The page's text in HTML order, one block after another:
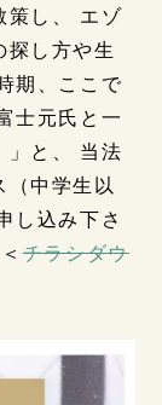
策し、 エゾ
し方や生
期、ここで
士元氏と一
」と、 当法
（中学生以
し込み下さ
チラシダウ